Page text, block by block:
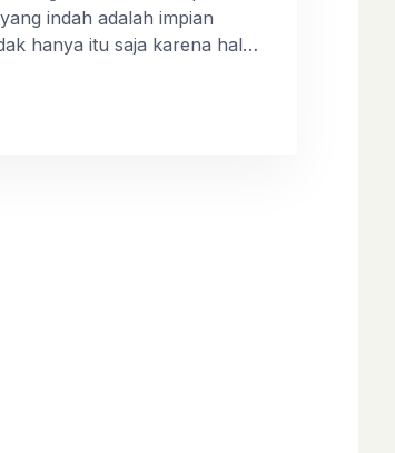
indah adalah impian
hanya itu saja karena hal